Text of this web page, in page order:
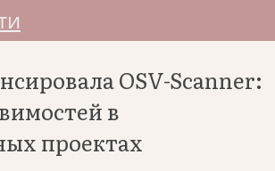
OSV-Scanner:
в
проектах